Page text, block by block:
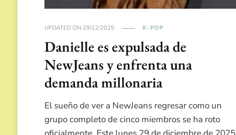
UPDATED ON 29/12/2025 K-POP
Danielle es expulsada de
NewJeans y enfrenta una
demanda millonaria
El sueño de ver a NewJeans regresar como un
grupo completo de cinco miembros se ha roto